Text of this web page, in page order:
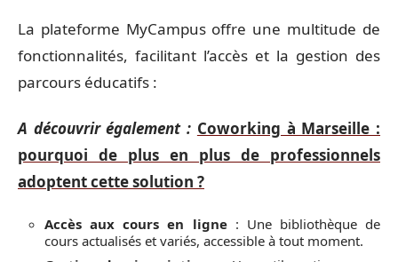
La plateforme MyCampus offre une multitude de
fonctionnalités, facilitant l’accès et la gestion des
parcours éducatifs :
A découvrir également : Coworking à Marseille :
pourquoi de plus en plus de professionnels
adoptent cette solution ?
Accès aux cours en ligne: Une bibliothèque de
cours actualisés et variés, accessible à tout moment.